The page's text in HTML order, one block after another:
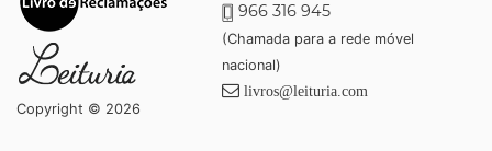
Copyright © 2026
966 316 945
(Chamada para a rede móvel
nacional)
livros@leituria.com